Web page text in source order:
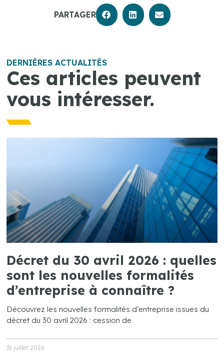
PARTAGER
DERNIÈRES ACTUALITÉS
Ces articles peuvent
vous intéresser.
Décret du 30 avril 2026 : quelles
sont les nouvelles formalités
d’entreprise à connaître ?
Découvrez les nouvelles formalités d’entreprise issues du
décret du 30 avril 2026 : cession de
31 juillet 2026